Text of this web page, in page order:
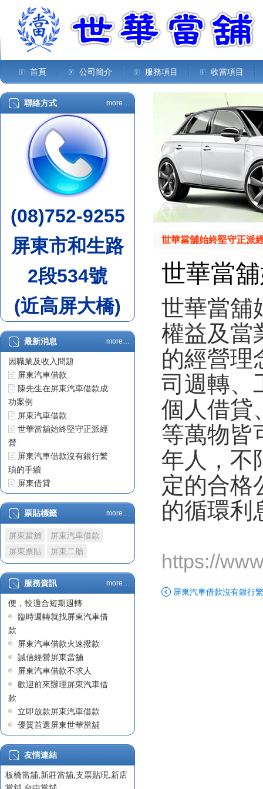
首頁 公司簡介 服務項目 收當項目
聯絡方式 more…
(08)752-9255
屏東市和生路
2段534號
(近高屏大橋)
最新消息 more…
屏東汽車借款車貸不過原
因職業及收入問題
屏東汽車借款
陳先生在屏東汽車借款成
功案例
屏東汽車借款
世華當舖始終堅守正派經
營
屏東汽車借款沒有銀行繁
瑣的手續
屏東借貸
票貼利息
屏東借錢
屏東汽車借款
政府立案屏東當舖
屏東汽車借款車貸不過原
因職業及收入問題
屏東汽車借款
陳先生在屏東汽車借款成
功案例
屏東汽車借款
營
屏東汽車借款沒有銀行繁
瑣的手續
屏東借貸
屏東借錢
屏東汽車借款
票貼標籤 more…
屏東當舖
屏東汽車借款
屏東票貼
屏東二胎
服務資訊 more…
屏東汽車借款因快速且方
便，較適合短期週轉
臨時週轉就找屏東汽車借
款
屏東汽車借款火速撥款
誠信經營屏東當舖
屏東汽車借款不求人
歡迎前來辦理屏東汽車借
款
立即放款屏東汽車借款
優質首選屏東世華當舖
專業迅速屏東汽車借款
有保障的屏東當舖
屏東支票貼現
屏東票貼
友情連結
板橋當舖 新莊當舖 支票貼現 新店
世華當舖始終堅守正派
世華當
世華當舖
權益及當
的經營理
司週轉、
個人借貸
等萬物皆
年人，不
定的合格
的循環利
https://
屏東汽車借款沒有銀行